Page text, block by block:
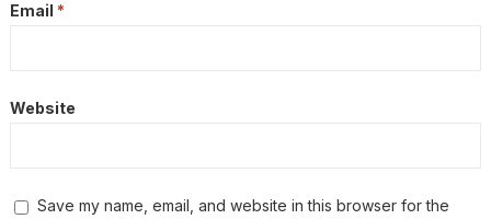
Email *
Website
Save my name, email, and website in this browser for the